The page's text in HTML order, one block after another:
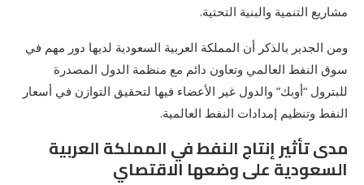
مشاريع التنمية والبنية التحتية.
ومن الجدير بالذكر أن المملكة العربية السعودية لديها دور مهم في
سوق النفط العالمي وتعاون دائم مع منظمة الدول المصدرة
للبترول “أوبك” والدول غير الأعضاء فيها لتحقيق التوازن في أسعار
النفط وتنظيم إمدادات النفط العالمية.
مدى تأثير إنتاج النفط في المملكة العربية
السعودية على وضعها الاقتصاي